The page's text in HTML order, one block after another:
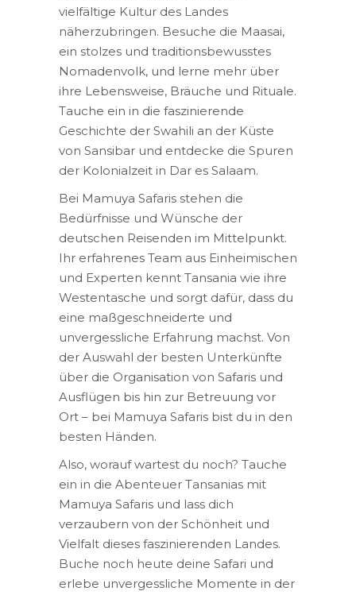
vielfältige Kultur des Landes
näherzubringen. Besuche die Maasai,
ein stolzes und traditionsbewusstes
Nomadenvolk, und lerne mehr über
ihre Lebensweise, Bräuche und Rituale.
Tauche ein in die faszinierende
Geschichte der Swahili an der Küste
von Sansibar und entdecke die Spuren
der Kolonialzeit in Dar es Salaam.
Bei Mamuya Safaris stehen die
Bedürfnisse und Wünsche der
deutschen Reisenden im Mittelpunkt.
Ihr erfahrenes Team aus Einheimischen
und Experten kennt Tansania wie ihre
Westentasche und sorgt dafür, dass du
eine maßgeschneiderte und
unvergessliche Erfahrung machst. Von
der Auswahl der besten Unterkünfte
über die Organisation von Safaris und
Ausflügen bis hin zur Betreuung vor
Ort – bei Mamuya Safaris bist du in den
besten Händen.
Also, worauf wartest du noch? Tauche
ein in die Abenteuer Tansanias mit
Mamuya Safaris und lass dich
verzaubern von der Schönheit und
Vielfalt dieses faszinierenden Landes.
Buche noch heute deine Safari und
erlebe unvergessliche Momente in der